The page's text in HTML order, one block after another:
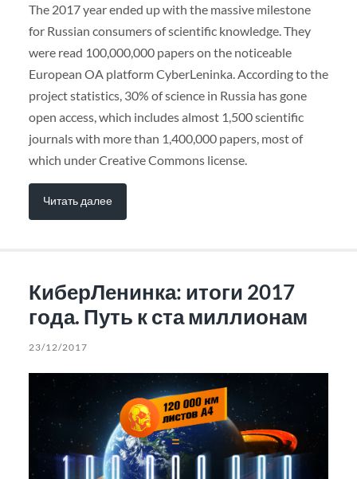
The 2017 year ended up with the massive milestone
for Russian consumers of scientific knowledge. They
were read 100,000,000 papers on the noticeable
European OA platform CyberLeninka. According to the
project statistics, 30% of science in Russia has gone
open access, which includes almost 1,500 scientific
journals with more than 1,400,000 papers, most of
which under Creative Commons license.
Читать далее
КиберЛенинка: итоги 2017
года. Путь к ста миллионам
23/12/2017